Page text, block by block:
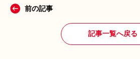
前の記事
記事一覧へ戻る